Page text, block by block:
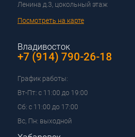
Ленина д.3, цокольный этаж
Посмотреть на карте
Владивосток
+7 (914) 790-26-18
График работы:
Вт-Пт: с 11:00 до 19:00
Сб: с 11:00 до 17:00
Вс, Пн: выходной